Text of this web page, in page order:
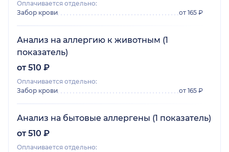
Оплачивается отдельно:
Забор крови
от 165 ₽
Анализ на аллергию к животным (1
показатель)
от 510 ₽
Оплачивается отдельно:
Забор крови
от 165 ₽
Анализ на бытовые аллергены (1 показатель)
от 510 ₽
Оплачивается отдельно: